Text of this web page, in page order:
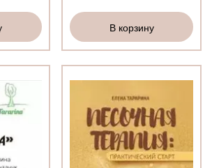
«ШКАТУЛКА
Елены
Тарариной»
В корзину